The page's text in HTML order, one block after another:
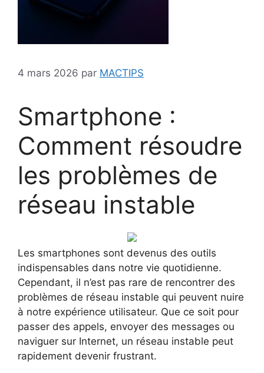
4 mars 2026 par MACTIPS
Smartphone :
Comment résoudre
les problèmes de
réseau instable
Les smartphones sont devenus des outils
indispensables dans notre vie quotidienne.
Cependant, il n’est pas rare de rencontrer des
problèmes de réseau instable qui peuvent nuire
à notre expérience utilisateur. Que ce soit pour
passer des appels, envoyer des messages ou
naviguer sur Internet, un réseau instable peut
rapidement devenir frustrant.